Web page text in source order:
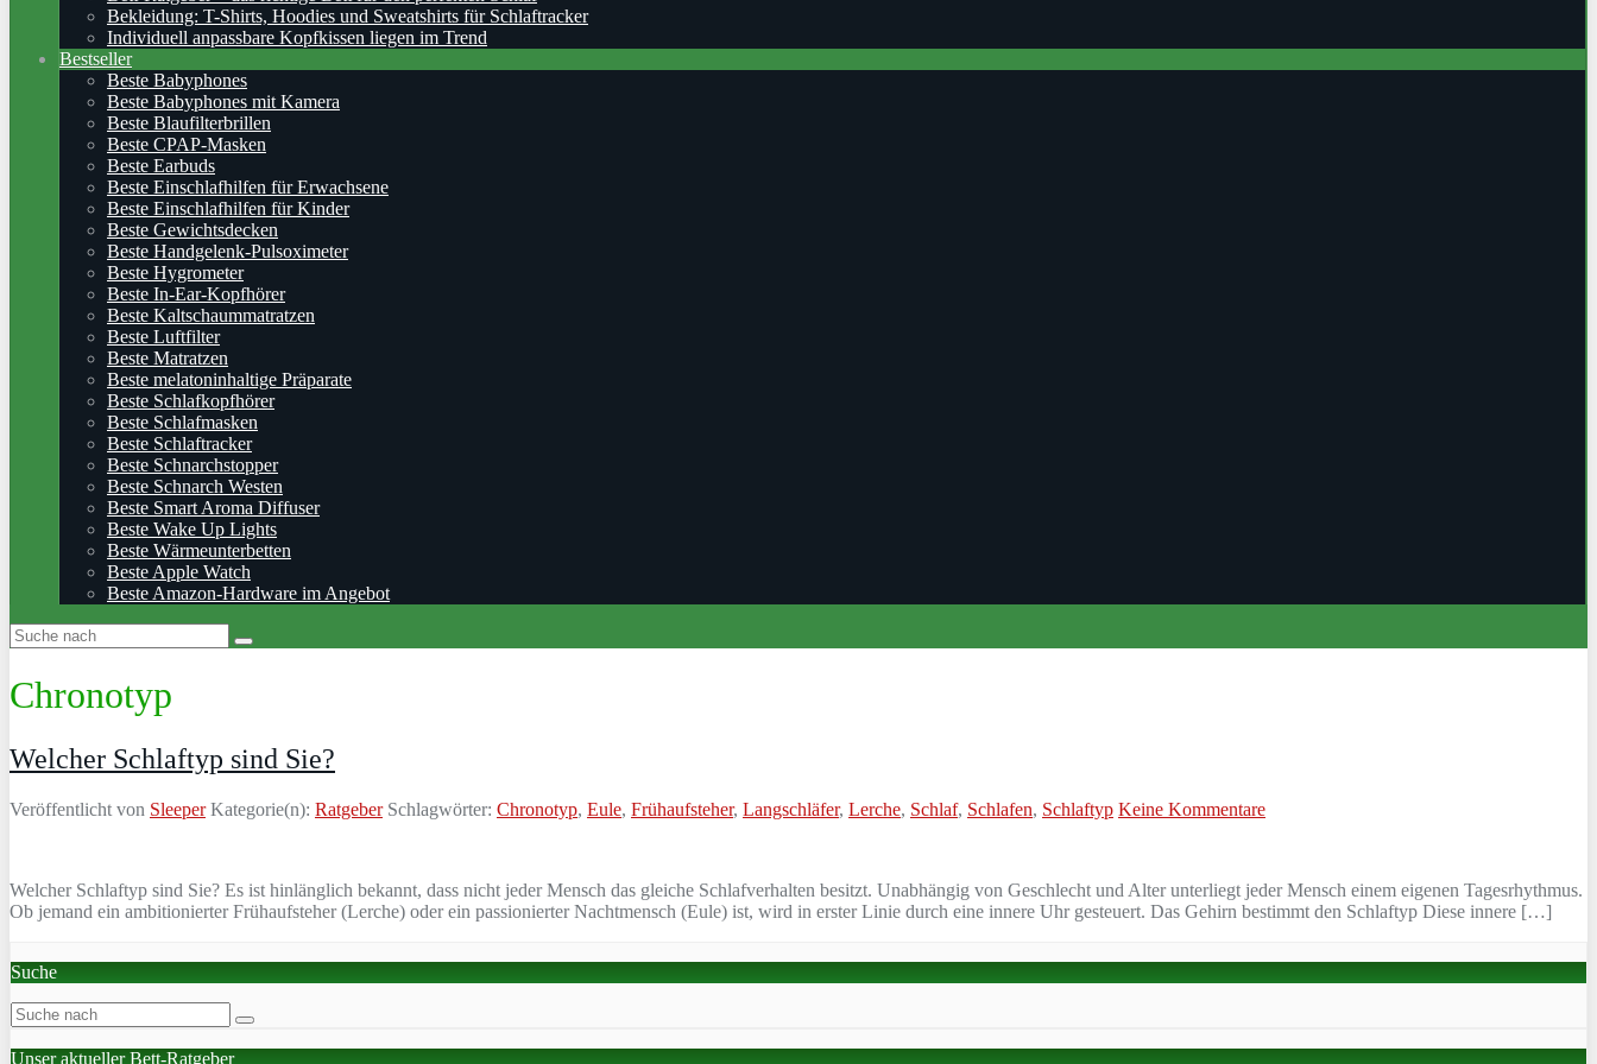
Bekleidung: T-Shirts, Hoodies und Sweatshirts für Schlaftracker
Individuell anpassbare Kopfkissen liegen im Trend
Bestseller
Beste Babyphones
Beste Babyphones mit Kamera
Beste Blaufilterbrillen
Beste CPAP-Masken
Beste Earbuds
Beste Einschlafhilfen für Erwachsene
Beste Einschlafhilfen für Kinder
Beste Gewichtsdecken
Beste Handgelenk-Pulsoximeter
Beste Hygrometer
Beste In-Ear-Kopfhörer
Beste Kaltschaummatratzen
Beste Luftfilter
Beste Matratzen
Beste melatoninhaltige Präparate
Beste Schlafkopfhörer
Beste Schlafmasken
Beste Schlaftracker
Beste Schnarchstopper
Beste Schnarch Westen
Beste Smart Aroma Diffuser
Beste Wake Up Lights
Beste Wärmeunterbetten
Beste Apple Watch
Beste Amazon-Hardware im Angebot
Chronotyp
Welcher Schlaftyp sind Sie?
Veröffentlicht von Sleeper Kategorie(n): RatgeberSchlagwörter: Chronotyp, Eule, Frühaufsteher, Langschläfer, Lerche, Schlaf, Schlafen, Schlaftyp Keine Kommentare
Welcher Schlaftyp sind Sie? Es ist hinlänglich bekannt, dass nicht jeder Mensch das gleiche Schlafverhalten besitzt. Unabhängig von Geschlecht und Alter unterliegt jeder Mensch einem eigenen Tagesrhythmus.
Ob jemand ein ambitionierter Frühaufsteher (Lerche) oder ein passionierter Nachtmensch (Eule) ist, wird in erster Linie durch eine innere Uhr gesteuert. Das Gehirn bestimmt den Schlaftyp Diese innere […]
Suche
Unser aktueller Bett-Ratgeber